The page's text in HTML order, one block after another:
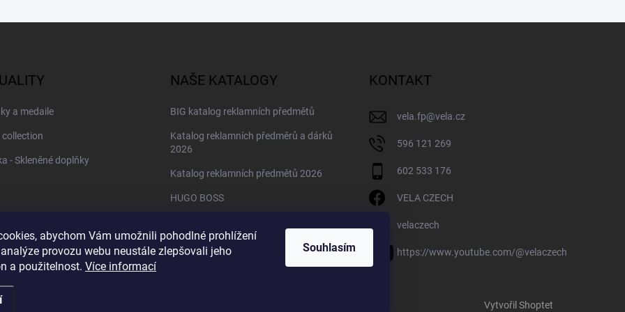
abychom Vám umožnili pohodlné prohlížení
provozu webu neustále zlepšovali jeho
a použitelnost. Více informací
Souhlasím
a medaile
- Skleněné doplňky
NAŠE KATALOGY
BIG katalog reklamních předmětů
Katalog reklamních předměrů a dárků
2026
Katalog reklamních předmětů 2026
HUGO BOSS
Christian Lacroix
KONTAKT
vela.fp@vela.cz
596 121 269
602 533 176
VELA CZECH
velaczech
https://www.youtube.com/@velaczech
Vytvořil Shoptet